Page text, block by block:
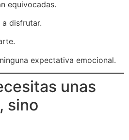
equivocadas.
disfrutar.
expectativa emocional.
unas
sino